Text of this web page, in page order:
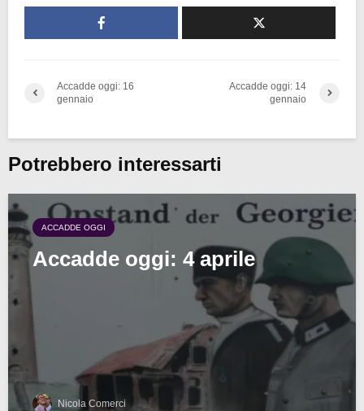
Accadde oggi: 16
gennaio
Accadde oggi: 14
gennaio
Potrebbero interessarti
ACCADDE OGGI
Accadde oggi: 4 aprile
Nicola Comerci